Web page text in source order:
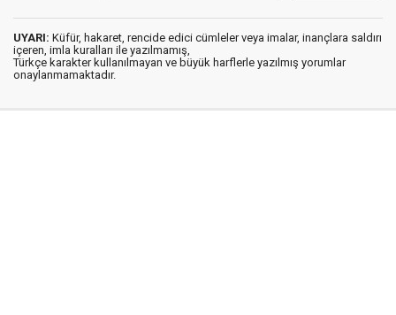
UYARI: Küfür, hakaret, rencide edici cümleler veya imalar, inançlara saldırı
içeren, imla kuralları ile yazılmamış,
Türkçe karakter kullanılmayan ve büyük harflerle yazılmış yorumlar
onaylanmamaktadır.